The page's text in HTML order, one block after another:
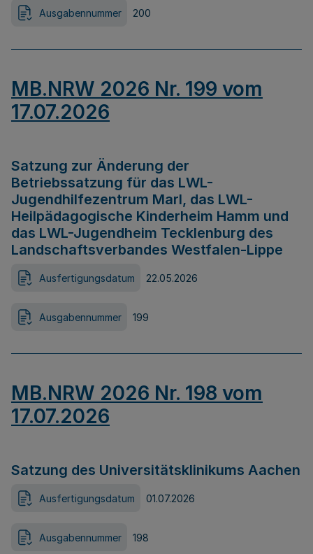
Ausgabennummer 200
MB.NRW 2026 Nr. 199 vom
17.07.2026
Satzung zur Änderung der
Betriebssatzung für das LWL-
Jugendhilfezentrum Marl, das LWL-
Heilpädagogische Kinderheim Hamm und
das LWL-Jugendheim Tecklenburg des
Landschaftsverbandes Westfalen-Lippe
Ausfertigungsdatum 22.05.2026
Ausgabennummer 199
MB.NRW 2026 Nr. 198 vom
17.07.2026
Satzung des Universitätsklinikums Aachen
Ausfertigungsdatum 01.07.2026
Ausgabennummer 198